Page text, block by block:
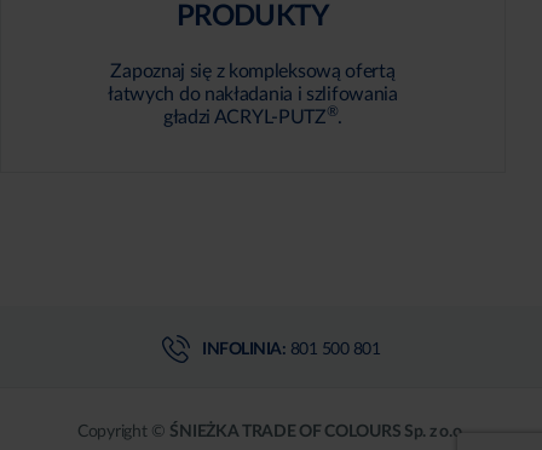
PRODUKTY
Zapoznaj się z kompleksową ofertą
łatwych do nakładania i szlifowania
gładzi ACRYL-PUTZ®.
INFOLINIA: 801 500 801
Copyright © ŚNIEŻKA TRADE OF COLOURS Sp. z o.o.